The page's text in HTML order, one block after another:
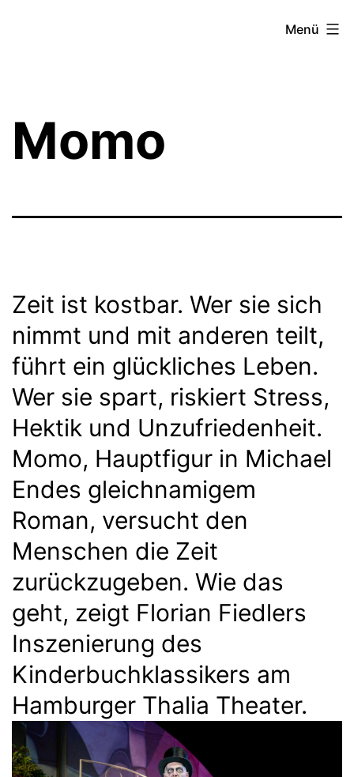
Menü
Momo
Zeit ist kostbar. Wer sie sich
nimmt und mit anderen teilt,
führt ein glückliches Leben.
Wer sie spart, riskiert Stress,
Hektik und Unzufriedenheit.
Momo, Hauptfigur in Michael
Endes gleichnamigem
Roman, versucht den
Menschen die Zeit
zurückzugeben. Wie das
geht, zeigt Florian Fiedlers
Inszenierung des
Kinderbuchklassikers am
Hamburger Thalia Theater.